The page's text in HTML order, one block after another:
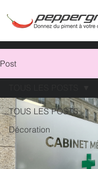
Post
TOUS LES POSTS
Décoration